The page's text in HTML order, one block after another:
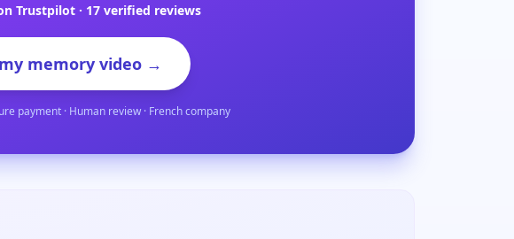
· 17 verified reviews
memory video →
payment · Human review · French company